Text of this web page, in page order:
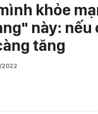
khỏe
này:
tăng
2022